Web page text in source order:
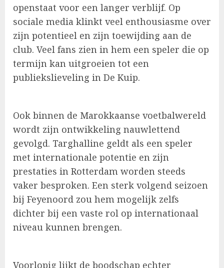
openstaat voor een langer verblijf. Op
sociale media klinkt veel enthousiasme over
zijn potentieel en zijn toewijding aan de
club. Veel fans zien in hem een speler die op
termijn kan uitgroeien tot een
publiekslieveling in De Kuip.
Ook binnen de Marokkaanse voetbalwereld
wordt zijn ontwikkeling nauwlettend
gevolgd. Targhalline geldt als een speler
met internationale potentie en zijn
prestaties in Rotterdam worden steeds
vaker besproken. Een sterk volgend seizoen
bij Feyenoord zou hem mogelijk zelfs
dichter bij een vaste rol op internationaal
niveau kunnen brengen.
Voorlopig lijkt de boodschap echter